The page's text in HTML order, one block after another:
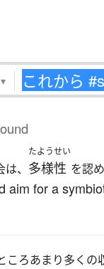
▾
、
たようせい
多様性 を認め
aim for a
ころあまり多くの